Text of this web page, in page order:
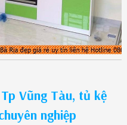
Vũng Tàu, tủ kệ
nghiệp